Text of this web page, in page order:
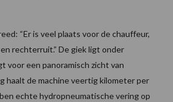
“Er is veel plaats voor de chauffeur,
rechterruit.” De giek ligt onder
voor een panoramisch zicht van
haalt de machine veertig kilometer per
echte hydropneumatische vering op